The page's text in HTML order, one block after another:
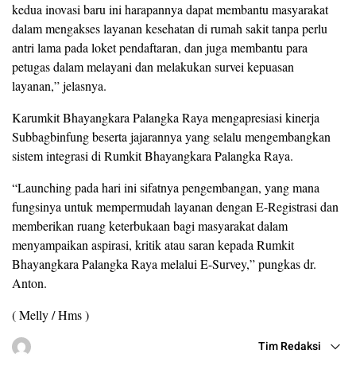
kedua inovasi baru ini harapannya dapat membantu masyarakat
dalam mengakses layanan kesehatan di rumah sakit tanpa perlu
antri lama pada loket pendaftaran, dan juga membantu para
petugas dalam melayani dan melakukan survei kepuasan
layanan,” jelasnya.
Karumkit Bhayangkara Palangka Raya mengapresiasi kinerja
Subbagbinfung beserta jajarannya yang selalu mengembangkan
sistem integrasi di Rumkit Bhayangkara Palangka Raya.
“Launching pada hari ini sifatnya pengembangan, yang mana
fungsinya untuk mempermudah layanan dengan E-Registrasi dan
memberikan ruang keterbukaan bagi masyarakat dalam
menyampaikan aspirasi, kritik atau saran kepada Rumkit
Bhayangkara Palangka Raya melalui E-Survey,” pungkas dr.
Anton.
( Melly / Hms )
Tim Redaksi